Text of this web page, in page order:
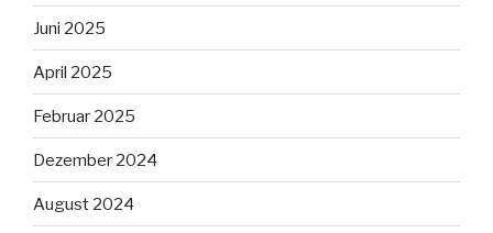
Juni 2025
April 2025
Februar 2025
Dezember 2024
August 2024